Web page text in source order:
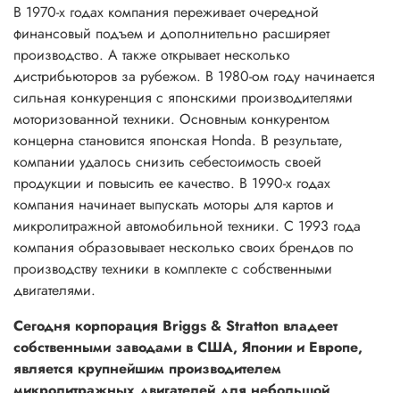
В 1970-х годах компания переживает очередной
финансовый подъем и дополнительно расширяет
производство. А также открывает несколько
дистрибьюторов за рубежом. В 1980-ом году начинается
сильная конкуренция с японскими производителями
моторизованной техники. Основным конкурентом
концерна становится японская Honda. В результате,
компании удалось снизить себестоимость своей
продукции и повысить ее качество. В 1990-х годах
компания начинает выпускать моторы для картов и
микролитражной автомобильной техники. С 1993 года
компания образовывает несколько своих брендов по
производству техники в комплекте с собственными
двигателями.
Сегодня корпорация Briggs & Stratton владеет
собственными заводами в США, Японии и Европе,
является крупнейшим производителем